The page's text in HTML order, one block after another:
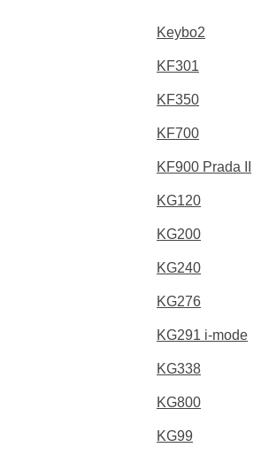
Keybo2
KF301
KF350
KF700
KF900 Prada II
KG120
KG200
KG240
KG276
KG291 i-mode
KG338
KG800
KG99